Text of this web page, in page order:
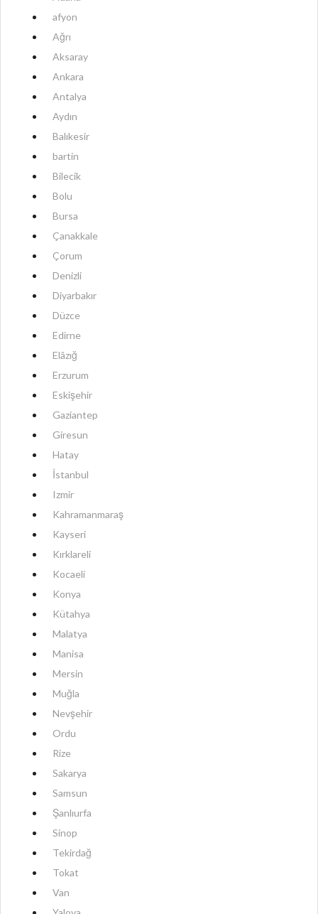
afyon
Ağrı
Aksaray
Ankara
Antalya
Aydın
Balıkesir
bartin
Bilecik
Bolu
Bursa
Çanakkale
Çorum
Denizli
Diyarbakır
Düzce
Edirne
Elâzığ
Erzurum
Eskişehir
Gaziantep
Giresun
Hatay
İstanbul
Izmir
Kahramanmaraş
Kayseri
Kırklareli
Kocaeli
Konya
Kütahya
Malatya
Manisa
Mersin
Muğla
Nevşehir
Ordu
Rize
Sakarya
Samsun
Şanlıurfa
Sinop
Tekirdağ
Tokat
Van